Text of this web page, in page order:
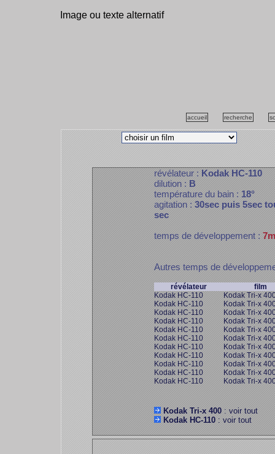
Image ou texte alternatif
accueil recherche
révélateur :Kodak HC-110
dilution :B
température du bain :18°
agitation :30sec puis 5sec
sec
temps de développement :
Autres temps de
révélateur
film
Kodak HC-110
Kodak Tri-x
Kodak HC-110
Kodak Tri-x
Kodak HC-110
Kodak Tri-x
Kodak HC-110
Kodak Tri-x
Kodak HC-110
Kodak Tri-x
Kodak HC-110
Kodak Tri-x
Kodak HC-110
Kodak Tri-x
Kodak HC-110
Kodak Tri-x
Kodak HC-110
Kodak Tri-x
Kodak HC-110
Kodak Tri-x
Kodak HC-110
Kodak Tri-x
Kodak Tri-x 400: voir tout
Kodak HC-110: voir tout